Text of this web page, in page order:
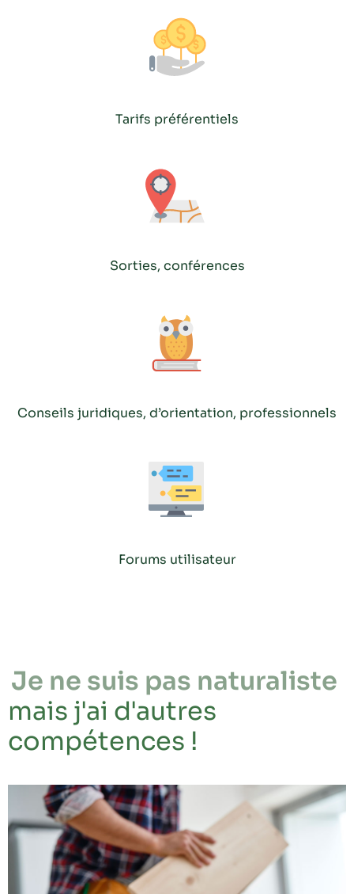
Tarifs préférentiels
Sorties, conférences
Conseils juridiques, d’orientation, professionnels
Forums utilisateur
Je ne suis pas naturaliste
mais j'ai d'autres
compétences !